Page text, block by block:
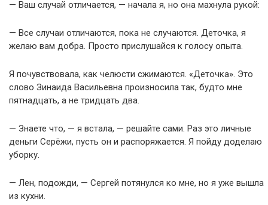
— Ваш случай отличается, — начала я, но она махнула рукой:
— Все случаи отличаются, пока не случаются. Деточка, я
желаю вам добра. Просто прислушайся к голосу опыта.
Я почувствовала, как челюсти сжимаются. «Деточка». Это
слово Зинаида Васильевна произносила так, будто мне
пятнадцать, а не тридцать два.
— Знаете что, — я встала, — решайте сами. Раз это личные
деньги Серёжи, пусть он и распоряжается. Я пойду доделаю
уборку.
— Лен, подожди, — Сергей потянулся ко мне, но я уже вышла
из кухни.